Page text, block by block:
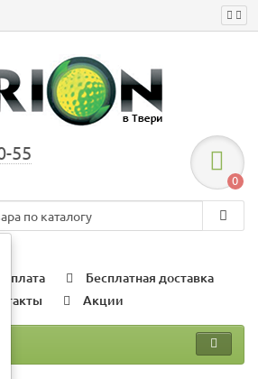
55
0
Оплата
Бесплатная доставка
Акции